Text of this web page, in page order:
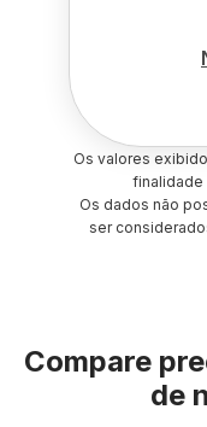
Os valores
finalidade
Os dados não
ser
Compare
de